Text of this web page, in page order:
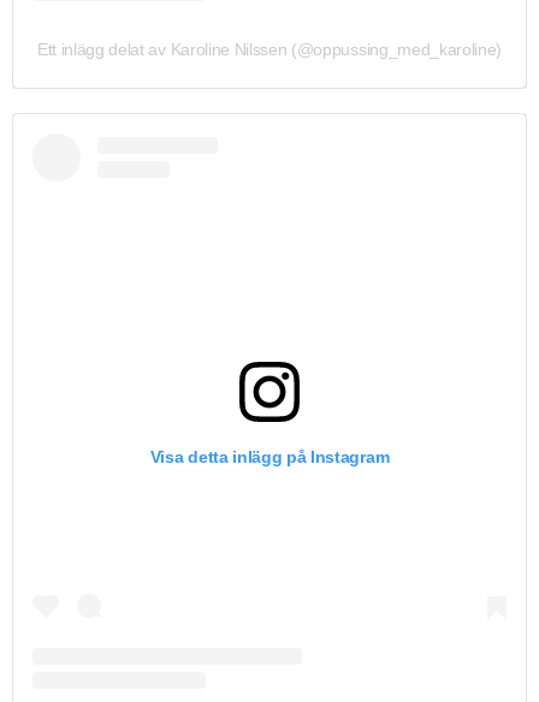
Ett inlägg delat av Karoline Nilssen (@oppussing_med_karoline)
Visa detta inlägg på Instagram